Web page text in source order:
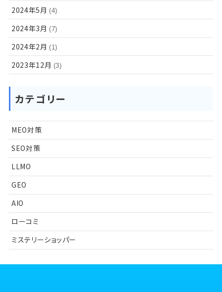
2024年5月 (4)
2024年3月 (7)
2024年2月 (1)
2023年12月 (3)
カテゴリー
MEO対策
SEO対策
LLMO
GEO
AIO
ローコミ
ミステリーショッパー